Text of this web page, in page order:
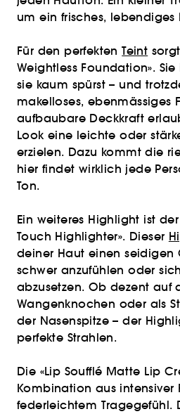
um ein frisches, lebendiges
Für den perfektenTeint
Weightless Foundation».
sie kaum spürst – und
makelloses, ebenmässiges
aufbaubare Deckkraft
Look eine leichte oder
erzielen. Dazu kommt die
hier findet wirklich jede
Ton.
Ein weiteres Highlight ist der
Touch Highlighter». Dieser
deiner Haut einen seidigen
schwer anzufühlen oder
abzusetzen. Ob dezent auf
Wangenknochen oder als
der Nasenspitze – der
perfekte Strahlen.
Die «Lip Soufflé Matte Lip
Kombination aus intensiver
federleichtem Tragegefühl.